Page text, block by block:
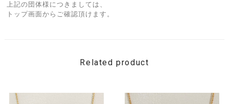
上記の団体様につきましては、
トップ画面からご確認頂けます。
Related product